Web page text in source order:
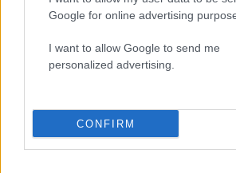
Google for online advertising
I want to allow Google to send me
personalized advertising.
CONFIRM
πρωταγωνιστή του “Έλα στη